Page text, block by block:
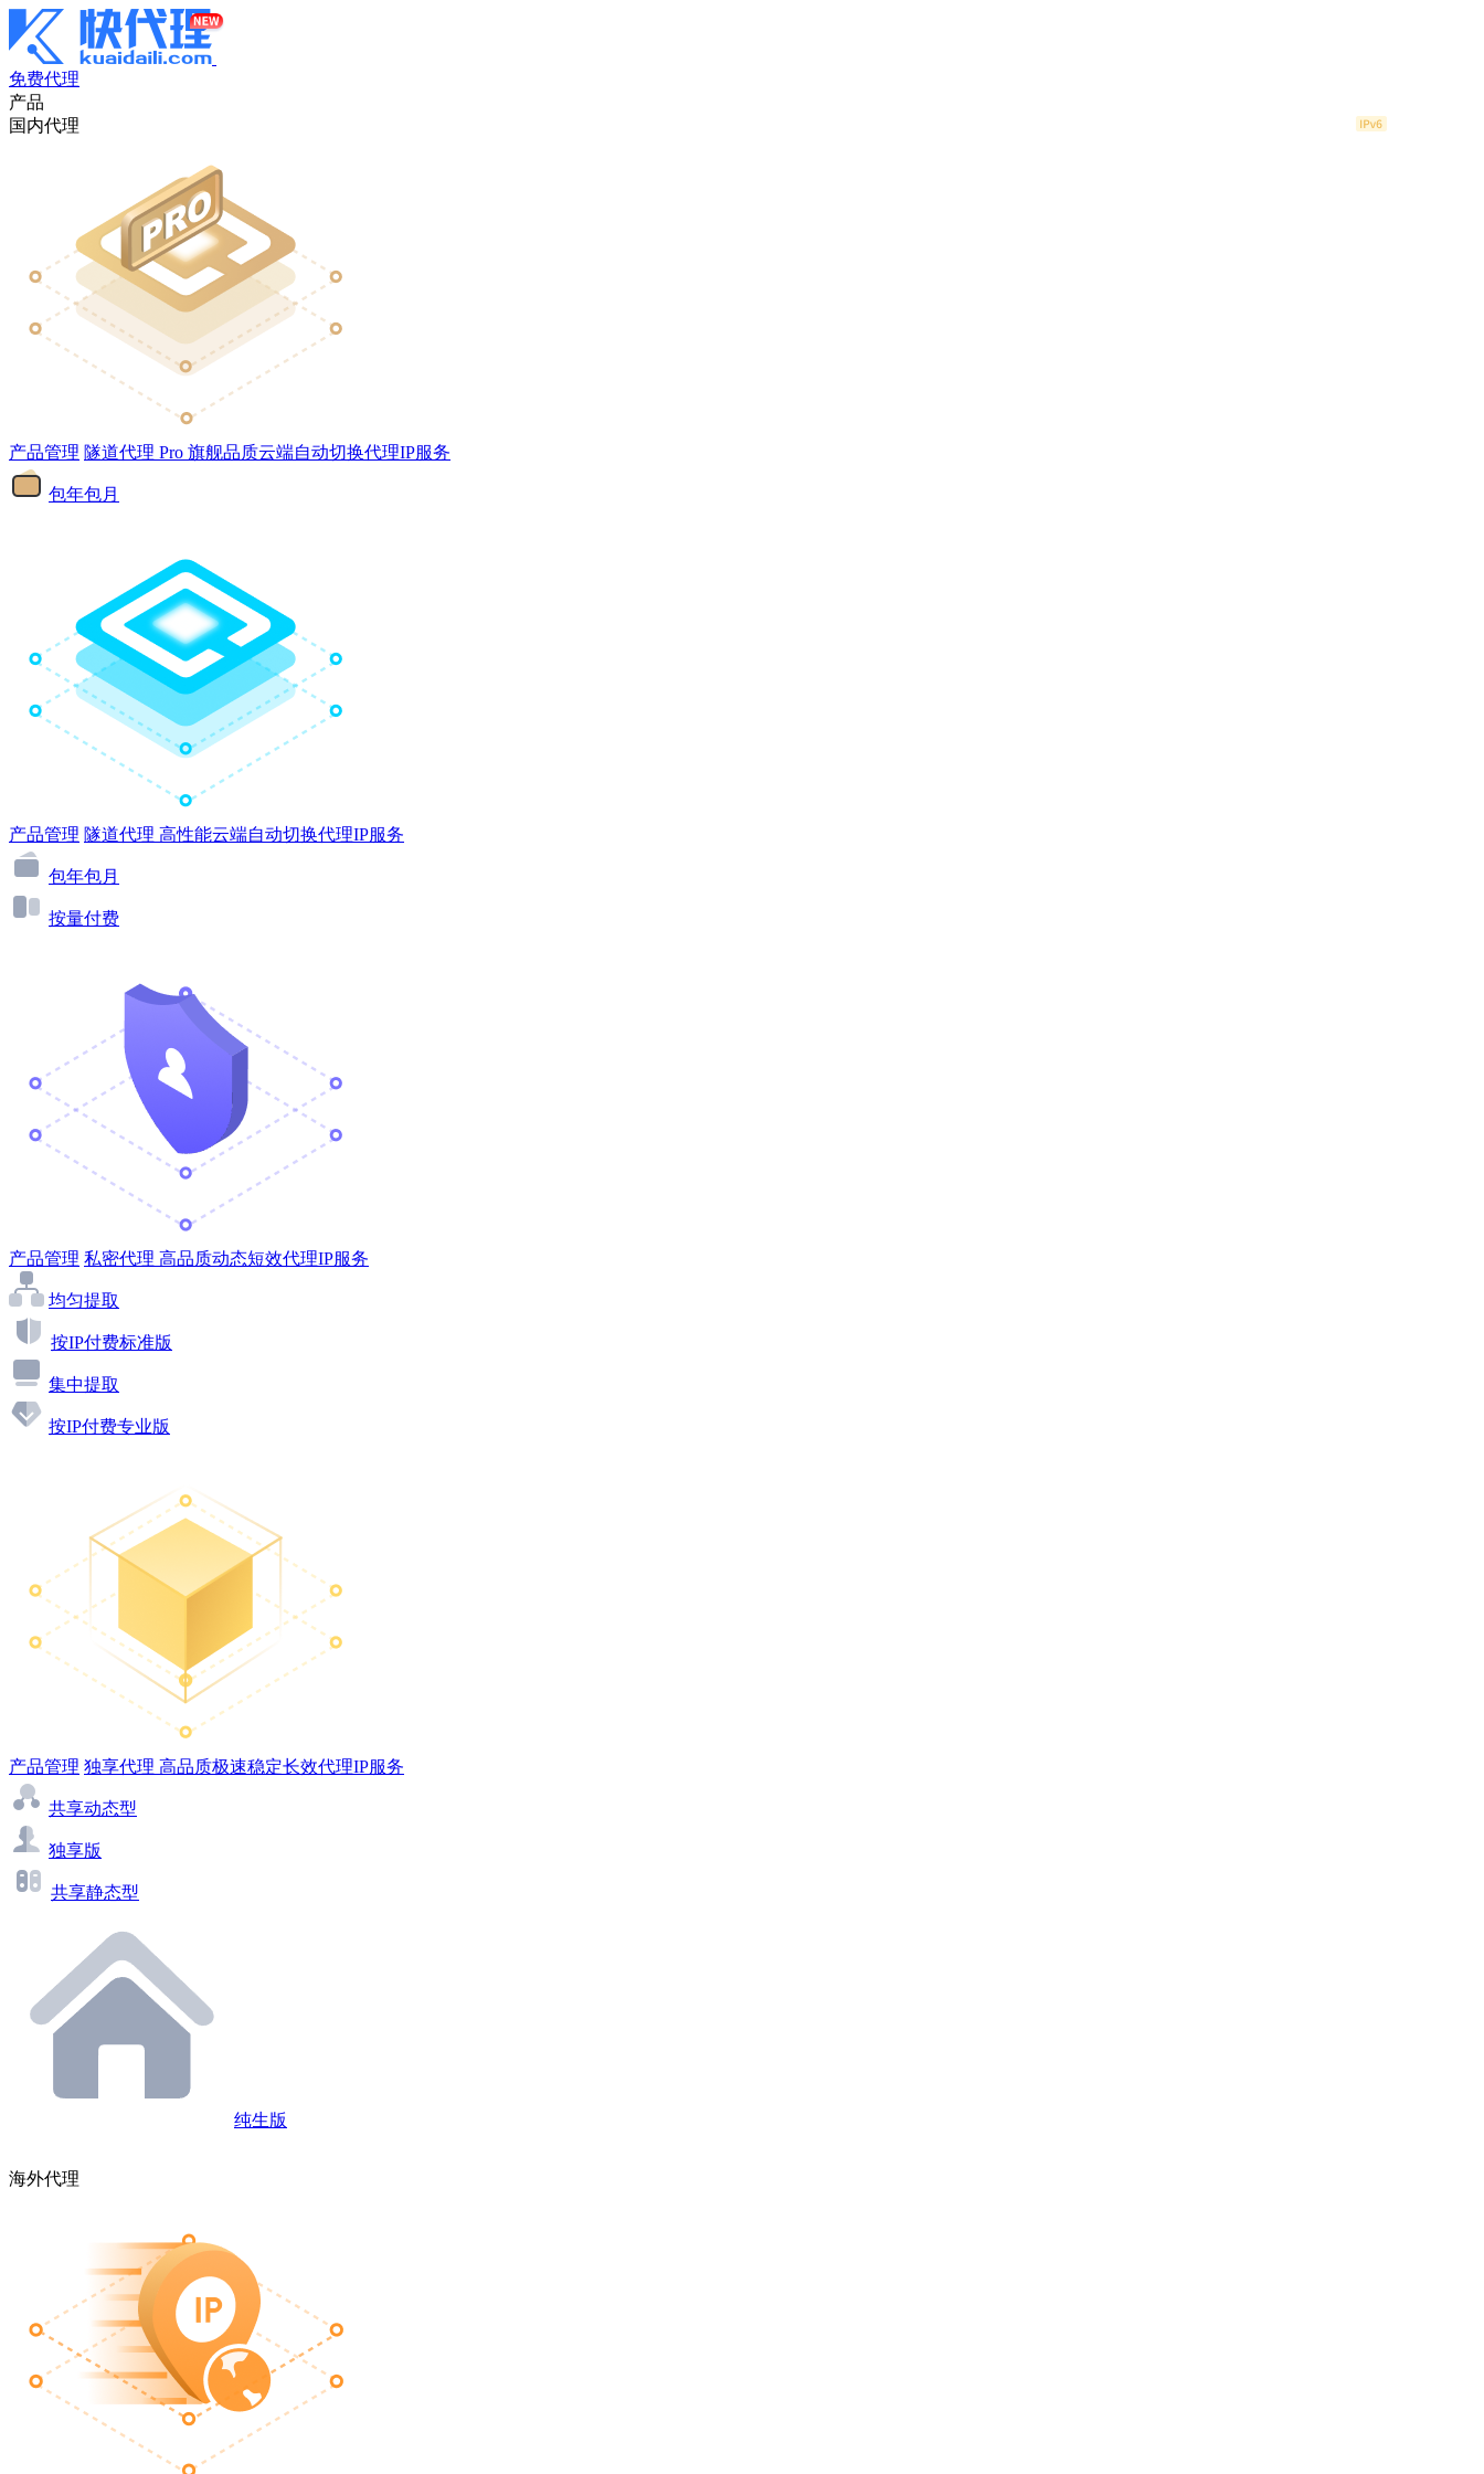
免费代理
产品
国内代理
产品管理 隧道代理 Pro 旗舰品质云端自动切换代理IP服务
包年包月
产品管理 隧道代理 高性能云端自动切换代理IP服务
包年包月
按量付费
产品管理 私密代理 高品质动态短效代理IP服务
均匀提取
按IP付费标准版
集中提取
按IP付费专业版
产品管理 独享代理 高品质极速稳定长效代理IP服务
共享动态型
独享版
共享静态型
纯生版
海外代理